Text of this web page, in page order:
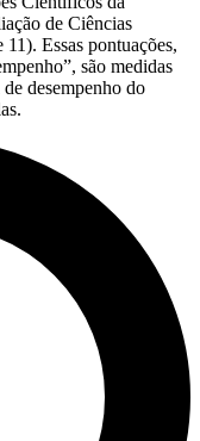
de Ciências
Essas pontuações,
são medidas
desempenho do